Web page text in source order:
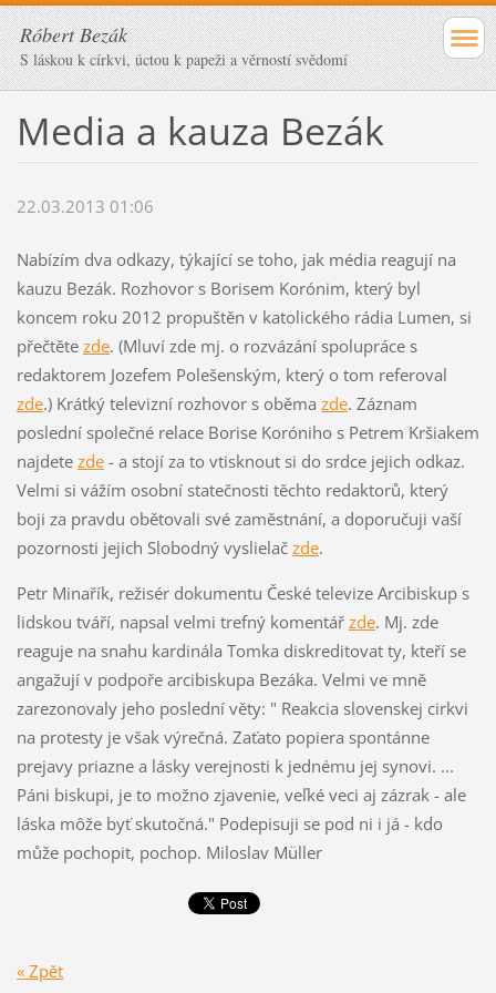
Róbert Bezák
S láskou k církvi, úctou k papeži a věrností svědomí
Media a kauza Bezák
22.03.2013 01:06
Nabízím dva odkazy, týkající se toho, jak média reagují na
kauzu Bezák. Rozhovor s Borisem Korónim, který byl
koncem roku 2012 propuštěn v katolického rádia Lumen, si
přečtěte zde. (Mluví zde mj. o rozvázání spolupráce s
redaktorem Jozefem Polešenským, který o tom referoval
zde.) Krátký televizní rozhovor s oběma zde. Záznam
poslední společné relace Borise Koróniho s Petrem Kršiakem
najdete zde- a stojí za to vtisknout si do srdce jejich odkaz.
Velmi si vážím osobní statečnosti těchto redaktorů, který
boji za pravdu obětovali své zaměstnání, a doporučuji vaší
pozornosti jejich Slobodný vyslielač zde.
Petr Minařík, režisér dokumentu České televize Arcibiskup s
lidskou tváří, napsal velmi trefný komentář zde. Mj. zde
reaguje na snahu kardinála Tomka diskreditovat ty, kteří se
angažují v podpoře arcibiskupa Bezáka. Velmi ve mně
zarezonovaly jeho poslední věty: " Reakcia slovenskej cirkvi
na protesty je však výrečná. Zaťato popiera spontánne
prejavy priazne a lásky verejnosti k jednému jej synovi. ...
Páni biskupi, je to možno zjavenie, veľké veci aj zázrak - ale
láska môže byť skutočná." Podepisuji se pod ni i já - kdo
může pochopit, pochop. Miloslav Müller
« Zpět